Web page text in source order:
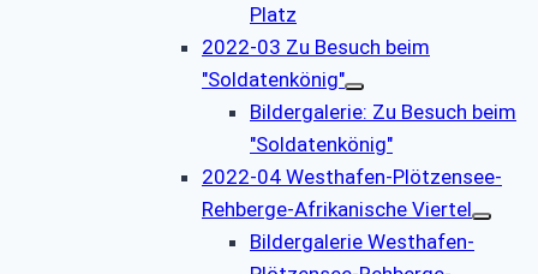
Platz
2022-03 Zu Besuch beim
"Soldatenkönig"
Bildergalerie: Zu Besuch beim
"Soldatenkönig"
2022-04 Westhafen-Plötzensee-
Rehberge-Afrikanische Viertel
Bildergalerie Westhafen-